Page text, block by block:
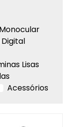
Lisas
Acessórios